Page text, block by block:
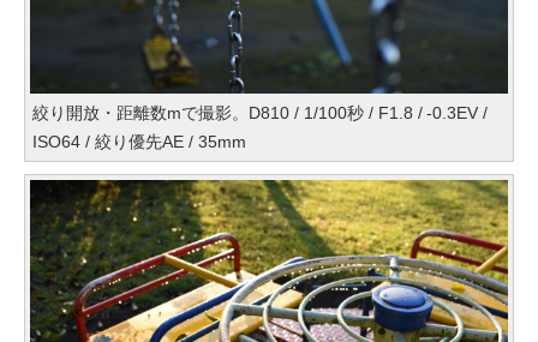
絞り開放・距離数mで撮影。D810 / 1/100秒 / F1.8 / -0.3EV /
ISO64 / 絞り優先AE / 35mm